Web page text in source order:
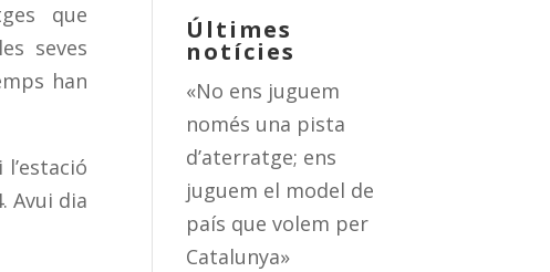
que
seves
han
Avui dia
Últimes
notícies
«No ens juguem
només una pista
d’aterratge; ens
juguem el model de
país que volem per
Catalunya»